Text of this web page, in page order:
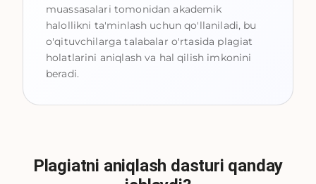
muassasalari tomonidan akademik
halollikni ta'minlash uchun qo'llaniladi, bu
o'qituvchilarga talabalar o'rtasida plagiat
holatlarini aniqlash va hal qilish imkonini
beradi.
Plagiatni aniqlash dasturi qanday